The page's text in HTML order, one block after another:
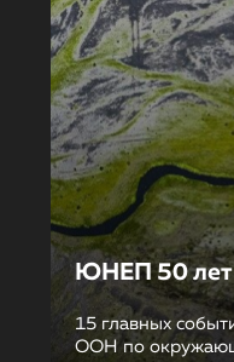
ЮНЕП 50 лет
15 главных
ООН по